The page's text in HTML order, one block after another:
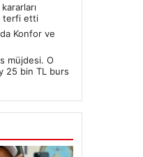
terfi etti
Konfor ve
müjdesi. O
25 bin TL burs